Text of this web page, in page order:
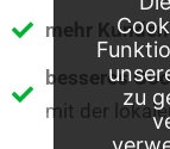
mehr
besseres
mit der
zu